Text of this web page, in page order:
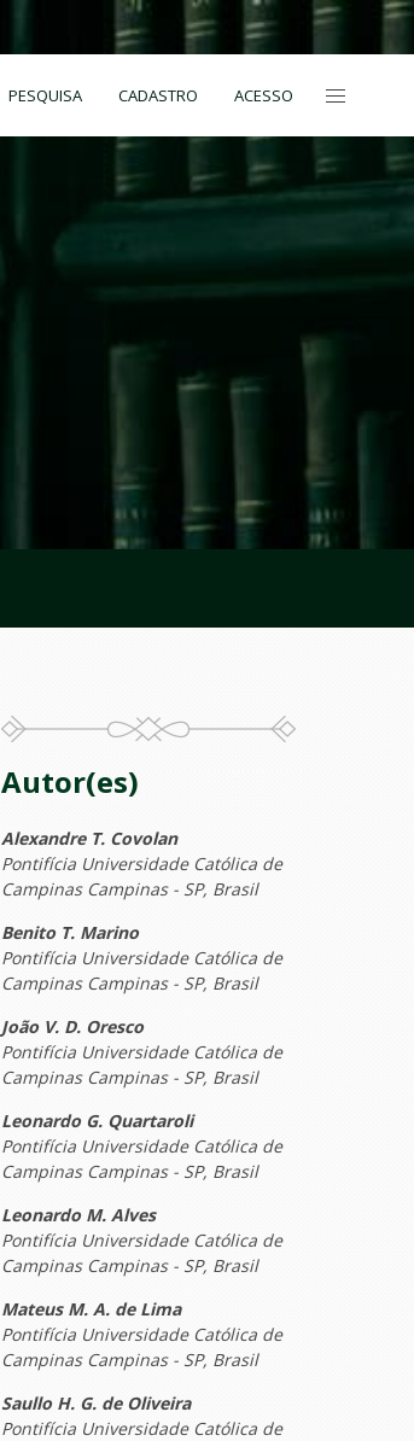
PESQUISA CADASTRO ACESSO
Autor(es)
Alexandre T. Covolan
Pontifícia Universidade Católica de
Campinas Campinas - SP, Brasil
Benito T. Marino
Pontifícia Universidade Católica de
Campinas Campinas - SP, Brasil
João V. D. Oresco
Pontifícia Universidade Católica de
Campinas Campinas - SP, Brasil
Leonardo G. Quartaroli
Pontifícia Universidade Católica de
Campinas Campinas - SP, Brasil
Leonardo M. Alves
Pontifícia Universidade Católica de
Campinas Campinas - SP, Brasil
Mateus M. A. de Lima
Pontifícia Universidade Católica de
Campinas Campinas - SP, Brasil
Saullo H. G. de Oliveira
Pontifícia Universidade Católica de